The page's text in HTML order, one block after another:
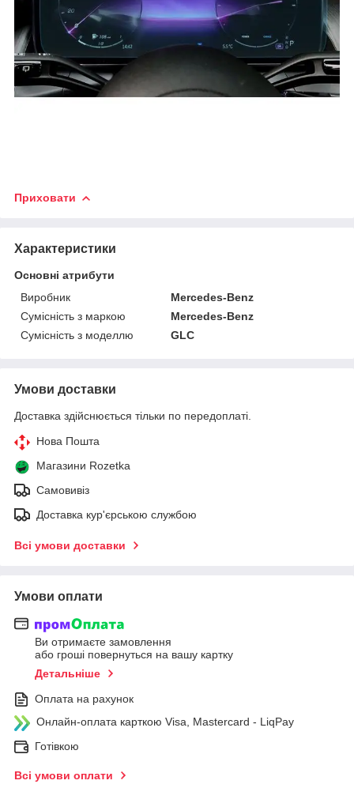
Приховати
Характеристики
Основні атрибути
Виробник
Mercedes-Benz
Сумісність з маркою
Mercedes-Benz
Сумісність з моделлю
GLC
Умови доставки
Доставка здійснюється тільки по передоплаті.
Нова Пошта
Магазини Rozetka
Самовивіз
Доставка кур'єрською службою
Всі умови доставки
Умови оплати
Ви отримаєте замовлення
або гроші повернуться на вашу картку
Детальніше
Оплата на рахунок
Онлайн-оплата карткою Visa, Mastercard - LiqPay
Готівкою
Всі умови оплати